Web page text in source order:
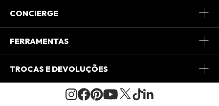
Sobre Nós
Journal
CONCIERGE
Central de Relacionamento
FERRAMENTAS
Minha Conta
Pedido de Presente
TROCAS E DEVOLUÇÕES
Condições Gerais